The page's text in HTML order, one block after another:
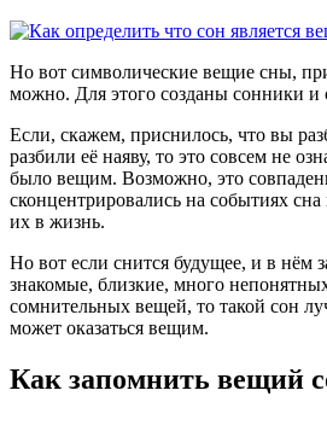
Но вот символические вещие сны,
можно. Для этого созданы сонники и
Если, скажем, приснилось, что вы
разбили её наяву, то это совсем не
было вещим. Возможно, это
сконцентрировались на событиях
их в жизнь.
Но вот если снится будущее, и в нём
знакомые, близкие, много
сомнительных вещей, то такой сон
может оказаться вещим.
Как запомнить вещий